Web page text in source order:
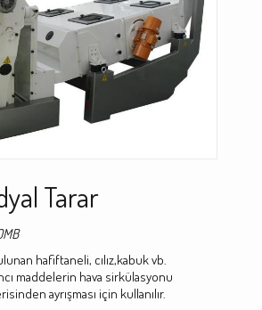
Tarar
hafiftaneli, cılız,kabuk vb.
maddelerin hava sirkülasyonu
ayrışması için kullanılır.